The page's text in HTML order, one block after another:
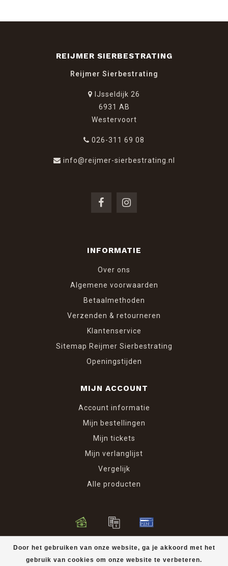
Door het gebruiken van onze website, ga je akkoord met het
gebruik van cookies om onze website te verbeteren.
REIJMER SIERBESTRATING
Reijmer Sierbestrating
IJsseldijk 26
6931 AB
Westervoort
026-311 69 08
info@reijmer-sierbestrating.nl
INFORMATIE
Over ons
Algemene voorwaarden
Betaalmethoden
Verzenden & retourneren
Klantenservice
Sitemap Reijmer Sierbestrating
Openingstijden
MIJN ACCOUNT
Account informatie
Mijn bestellingen
Mijn tickets
Mijn verlanglijst
Vergelijk
Alle producten
© Copyright 2026 Reijmer Sierbestrating